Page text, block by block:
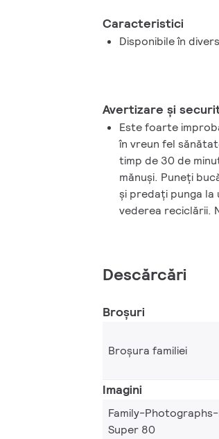
Caracteristici
Disponibile în
Avertizare și
Este foarte
în vreun fel
timp de 30 de
mănuşi. Puneţi
şi predaţi punga
vederea reciclării.
Descărcări
Broșuri
Broșura familiei
Imagini
Family-Photographs-
Super 80